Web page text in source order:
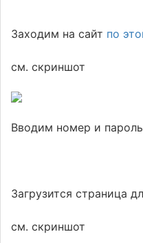
Заходим на сайт по
см. скриншот
Вводим номер и
Загрузится страница
см. скриншот